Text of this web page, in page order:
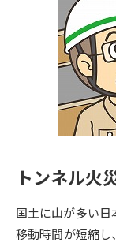
大学・短大以外
専門学校の資料請求
留学・進学関連、塾
大学入学共通テスト
配慮案内」の請求
幼稚園教員資格認定
高等学校（情報）教員
試験
トンネル火
国土に山が多い
移動時間が短縮し